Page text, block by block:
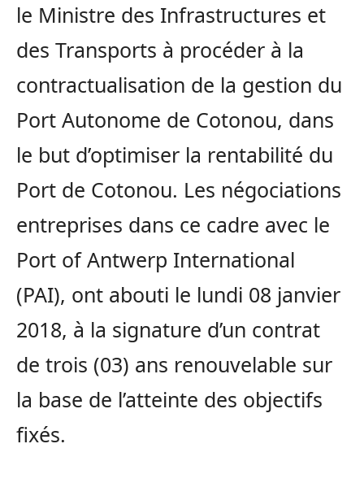
le Ministre des Infrastructures et
des Transports à procéder à la
contractualisation de la gestion du
Port Autonome de Cotonou, dans
le but d’optimiser la rentabilité du
Port de Cotonou. Les négociations
entreprises dans ce cadre avec le
Port of Antwerp International
(PAI), ont abouti le lundi 08 janvier
2018, à la signature d’un contrat
de trois (03) ans renouvelable sur
la base de l’atteinte des objectifs
fixés.